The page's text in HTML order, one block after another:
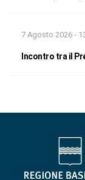
7 Agosto 2026 -
Incontro tra il